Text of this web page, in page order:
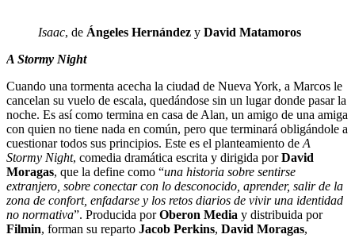
Isaac, de Ángeles Hernández y David Matamoros
A Stormy Night
Cuando una tormenta acecha la ciudad de Nueva York, a Marcos le
cancelan su vuelo de escala, quedándose sin un lugar donde pasar la
noche. Es así como termina en casa de Alan, un amigo de una amiga
con quien no tiene nada en común, pero que terminará obligándole a
cuestionar todos sus principios. Este es el planteamiento de A
Stormy Night, comedia dramática escrita y dirigida porDavid
Moragas, que la define como “una historia sobre sentirse
extranjero, sobre conectar con lo desconocido, aprender, salir de la
zona de confort, enfadarse y los retos diarios de vivir una identidad
no normativa”. Producida porOberon Media y distribuida por
Filmin, forman su reparto Jacob Perkins, David Moragas,